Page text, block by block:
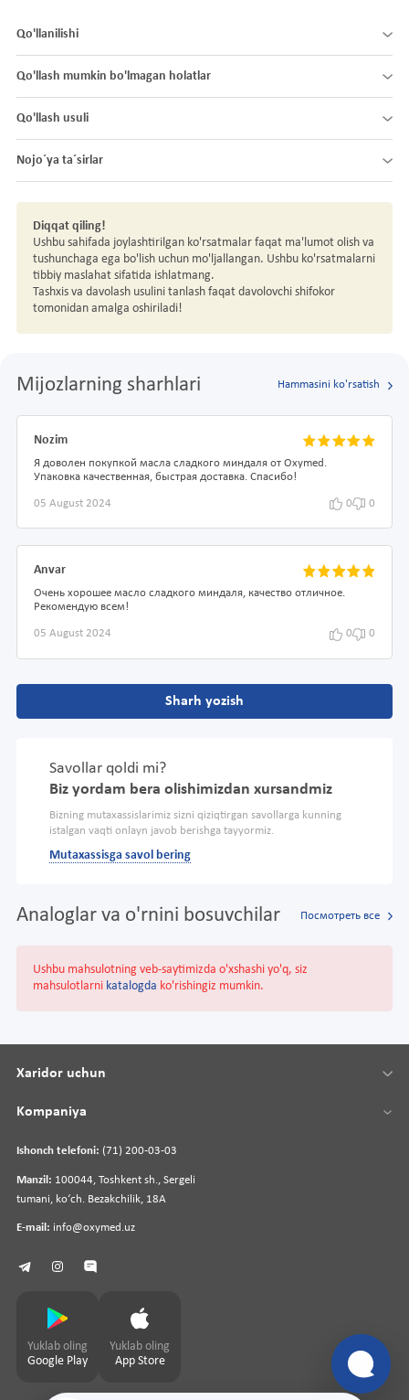
Qo'llanilishi
Qo'llash mumkin bo'lmagan holatlar
Qo'llash usuli
Nojo´ya ta´sirlar
Diqqat qiling!
Ushbu sahifada joylashtirilgan ko'rsatmalar faqat ma'lumot olish va
tushunchaga ega bo'lish uchun mo'ljallangan. Ushbu ko'rsatmalarni
tibbiy maslahat sifatida ishlatmang.
Tashxis va davolash usulini tanlash faqat davolovchi shifokor
tomonidan amalga oshiriladi!
Mijozlarning sharhlari Hammasini ko'rsatish
Nozim
Я доволен покупкой масла сладкого миндаля от Oxymed.
Упаковка качественная, быстрая доставка. Спасибо!
05 August 2024 0 0
Anvar
Очень хорошее масло сладкого миндаля, качество отличное.
Рекомендую всем!
05 August 2024 0 0
Sharh yozish
Savollar qoldi mi?
Biz yordam bera olishimizdan xursandmiz
Bizning mutaxassislarimiz sizni qiziqtirgan savollarga kunning
istalgan vaqti onlayn javob berishga tayyormiz.
Mutaxassisga savol bering
Analoglar va o'rnini bosuvchilar Посмотреть все
Ushbu mahsulotning veb-saytimizda o'xshashi yo'q, siz
mahsulotlarni katalogda ko'rishingiz mumkin.
Ishonch telefoni: (71) 200-03-03
Manzil: 100044, Toshkent sh., Sergeli
tumani, koʻch. Bezakchilik, 18A
E-mail: info@oxymed.uz
Xaridor uchun
Kompaniya
Yuklab oling
Google Play
Yuklab oling
App Store